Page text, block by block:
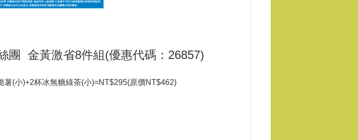
團 金黃激省8件組(優惠代碼：26857)
薯(小)+2杯冰無糖綠茶(小)=NT$295(原價NT$462)